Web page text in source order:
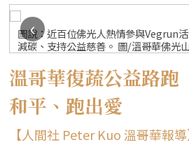
圖說：近百位佛光人熱情參與Vegrun
減碳、支持公益慈善。 圖/溫哥華佛光
‹
溫哥華復蔬公益路
和平、跑出愛
【人間社 Peter Kuo 溫哥華報導